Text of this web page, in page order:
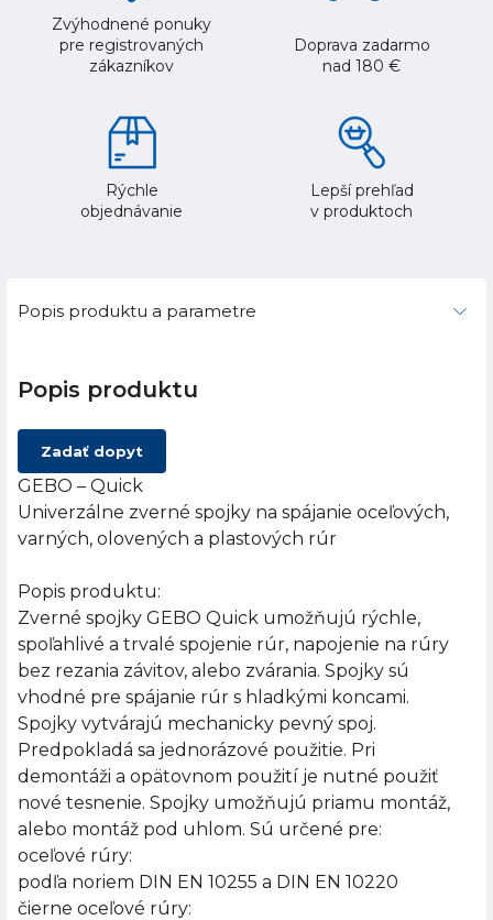
Zvýhodnené ponuky
pre registrovaných
zákazníkov
Doprava zadarmo
nad 180 €
Rýchle
objednávanie
Lepší prehľad
v produktoch
Popis produktu a parametre
Popis produktu
Zadať dopyt
GEBO – Quick
Univerzálne zverné spojky na spájanie oceľových,
varných, olovených a plastových rúr
Popis produktu:
Zverné spojky GEBO Quick umožňujú rýchle,
spoľahlivé a trvalé spojenie rúr, napojenie na rúry
bez rezania závitov, alebo zvárania. Spojky sú
vhodné pre spájanie rúr s hladkými koncami.
Spojky vytvárajú mechanicky pevný spoj.
Predpokladá sa jednorázové použitie. Pri
demontáži a opätovnom použití je nutné použiť
nové tesnenie. Spojky umožňujú priamu montáž,
alebo montáž pod uhlom. Sú určené pre:
oceľové rúry:
podľa noriem DIN EN 10255 a DIN EN 10220
čierne oceľové rúry: